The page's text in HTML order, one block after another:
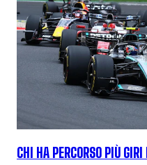
CHI HA PERCORSO PIÙ